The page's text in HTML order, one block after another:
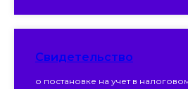
Свидетельство
о постановке на учет в